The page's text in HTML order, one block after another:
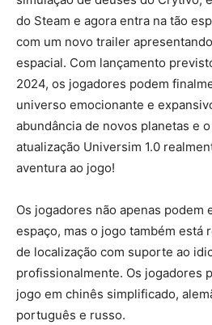
do Steam e agora entra na tão
com um novo trailer
espacial. Com lançamento
2024, os jogadores podem
universo emocionante e
abundância de novos planetas e
atualização Universim 1.0
aventura ao jogo!
Os jogadores não apenas podem
espaço, mas o jogo também está
de localização com suporte ao
profissionalmente. Os jogadores
jogo em chinês simplificado,
português e russo.